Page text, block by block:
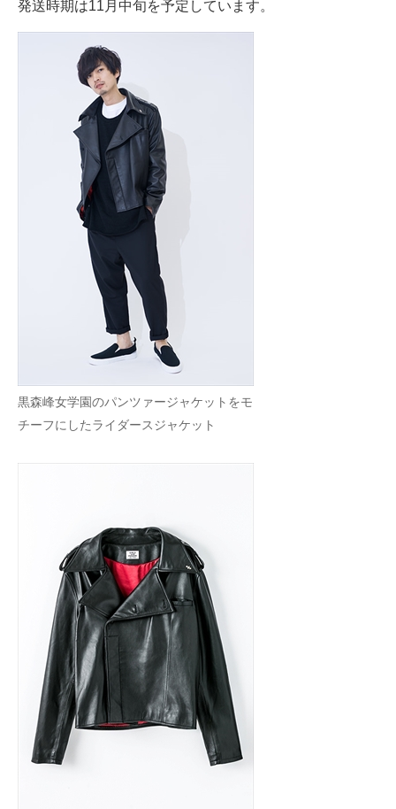
発送時期は11月中旬を予定しています。
黒森峰女学園のパンツァージャケットをモ
チーフにしたライダースジャケット